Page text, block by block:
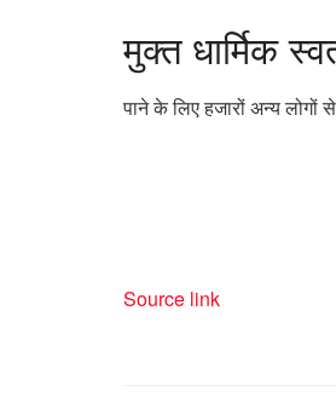
मुक्तधार्मिक
पाने के लिए हजारों अन्य
Source link